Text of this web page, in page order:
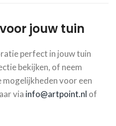
jouw tuin
perfect in jouw tuin
bekijken, of neem
voor een
via info@artpoint.nl of